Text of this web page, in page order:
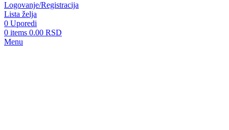
Logovanje/Registracija
Lista želja
0 Uporedi
0 items 0.00 RSD
Menu